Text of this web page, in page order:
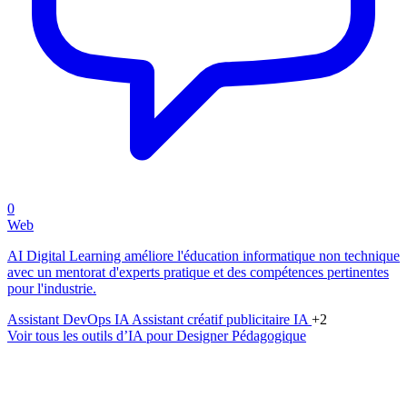
0
Web
AI Digital Learning améliore l'éducation informatique non technique
avec un mentorat d'experts pratique et des compétences pertinentes
pour l'industrie.
Assistant DevOps IA Assistant créatif publicitaire IA +2
Voir tous les outils d’IA pour Designer Pédagogique